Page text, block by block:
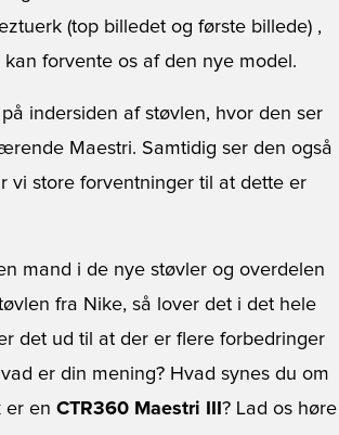
(top billedet og første billede) ,
forvente os af den nye model.
indersiden af støvlen, hvor den ser
Maestri. Samtidig ser den også
vi store forventninger til at dette er
mand i de nye støvler og overdelen
fra Nike, så lover det i det hele
det ud til at der er flere forbedringer
er din mening? Hvad synes du om
er en CTR360 Maestri III ? Lad os høre